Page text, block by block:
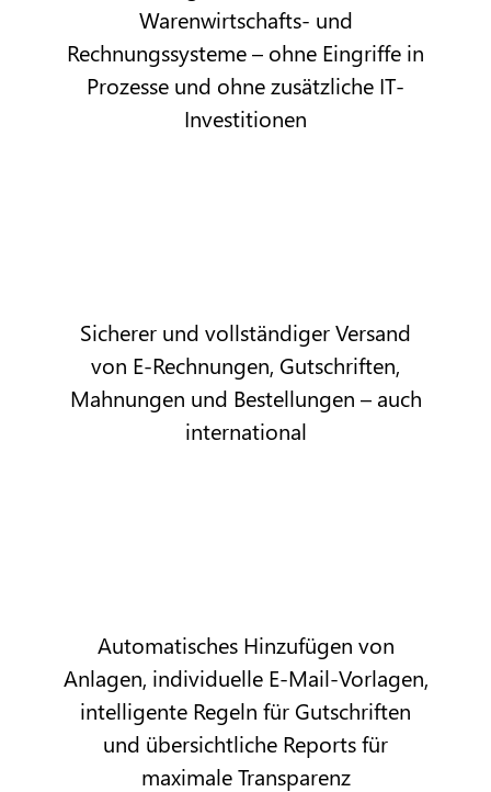
Warenwirtschafts- und
Rechnungssysteme – ohne Eingriffe in
Prozesse und ohne zusätzliche IT-
Investitionen
Sicherer und vollständiger Versand
von E-Rechnungen, Gutschriften,
Mahnungen und Bestellungen – auch
international
Automatisches Hinzufügen von
Anlagen, individuelle E-Mail-Vorlagen,
intelligente Regeln für Gutschriften
und übersichtliche Reports für
maximale Transparenz